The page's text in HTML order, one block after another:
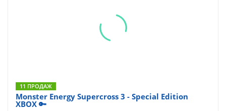
11 ПРОДАЖ
Monster Energy Supercross 3 - Special Edition
XBOX 🔑